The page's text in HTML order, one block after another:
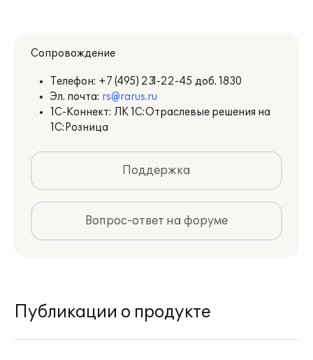
отраслевой конфигурации.
Купон на льготное сопровождение
1С:ИТС/1С:КП;
Купон на льготное сопровождение по
1С:КП Отраслевой 2-й Категории;
Конверт с пинкодами программной
лицензии "1С:Предприятие 8";
Лицензии на использование системы
"1С:Предприятие 8", соответствующей
одном рабочем месте.
Сопровождение
Телефон: +7 (495) 231-22-45 доб. 1830
Эл. почта: rs@rarus.ru
1С-Коннект: ЛК 1С:Отраслевые решения на
1С:Розница
Поддержка
Вопрос-ответ на форуме
Публикации о продукте